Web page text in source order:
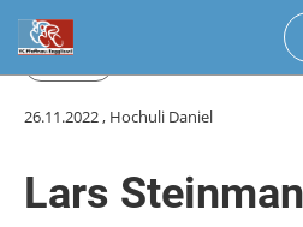
26.11.2022, Hochuli Daniel
Lars